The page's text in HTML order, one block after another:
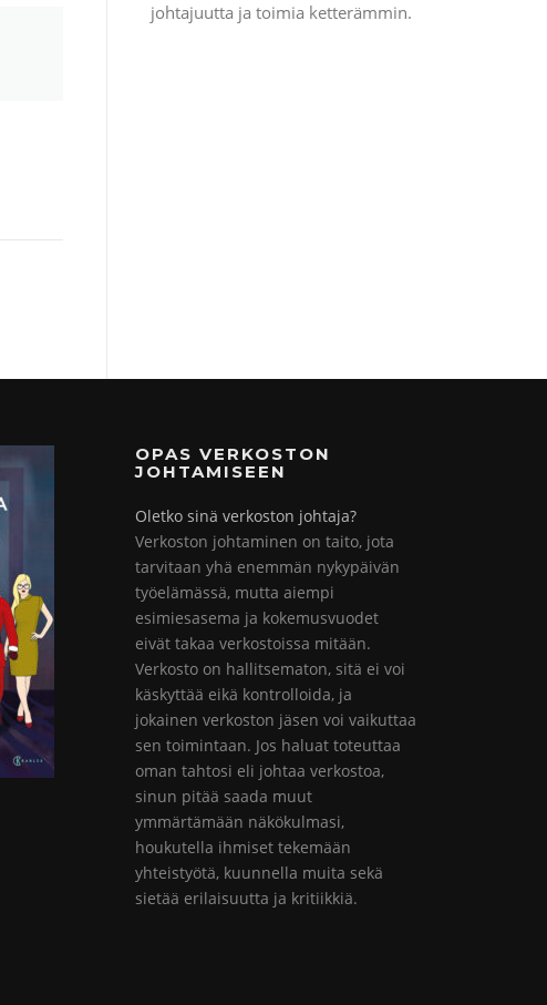
johtajuutta ja toimia ketterämmin.
OPAS VERKOSTON
JOHTAMISEEN
Oletko sinä verkoston johtaja?
Verkoston johtaminen on taito, jota
tarvitaan yhä enemmän nykypäivän
työelämässä, mutta aiempi
esimiesasema ja kokemusvuodet
eivät takaa verkostoissa mitään.
Verkosto on hallitsematon, sitä ei voi
käskyttää eikä kontrolloida, ja
jokainen verkoston jäsen voi vaikuttaa
sen toimintaan. Jos haluat toteuttaa
oman tahtosi eli johtaa verkostoa,
sinun pitää saada muut
ymmärtämään näkökulmasi,
houkutella ihmiset tekemään
yhteistyötä, kuunnella muita sekä
sietää erilaisuutta ja kritiikkiä.